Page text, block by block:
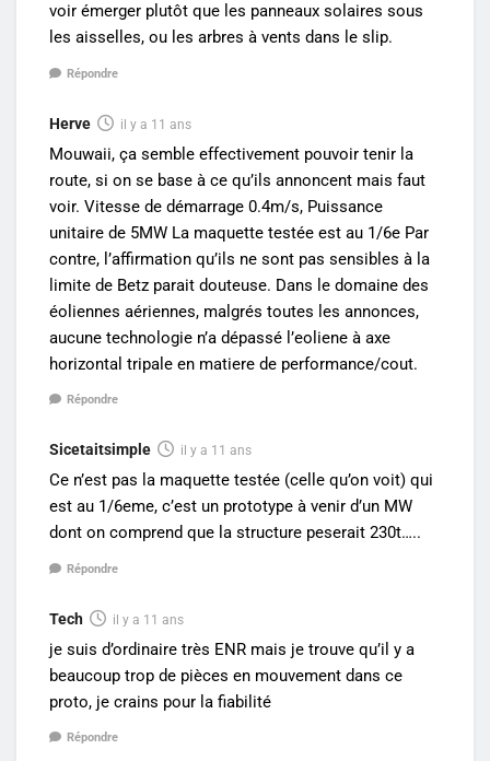
voir émerger plutôt que les panneaux solaires sous
les aisselles, ou les arbres à vents dans le slip.
Répondre
Herve il y a 11 ans
Mouwaii, ça semble effectivement pouvoir tenir la
route, si on se base à ce qu’ils annoncent mais faut
voir. Vitesse de démarrage 0.4m/s, Puissance
unitaire de 5MW La maquette testée est au 1/6e Par
contre, l’affirmation qu’ils ne sont pas sensibles à la
limite de Betz parait douteuse. Dans le domaine des
éoliennes aériennes, malgrés toutes les annonces,
aucune technologie n’a dépassé l’eoliene à axe
horizontal tripale en matiere de performance/cout.
Répondre
Sicetaitsimple il y a 11 ans
Ce n’est pas la maquette testée (celle qu’on voit) qui
est au 1/6eme, c’est un prototype à venir d’un MW
dont on comprend que la structure peserait 230t…..
Répondre
Tech il y a 11 ans
je suis d’ordinaire très ENR mais je trouve qu’il y a
beaucoup trop de pièces en mouvement dans ce
proto, je crains pour la fiabilité
Répondre